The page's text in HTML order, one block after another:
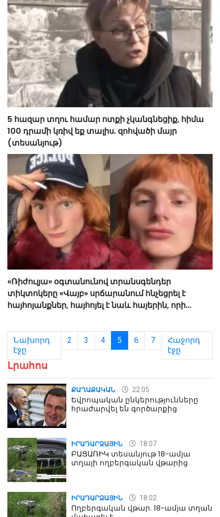
5 հազար տղու համար ոտքի չկանգնեցիք, հիմա
100 դրամի կռիվ եք տալիս. զոհվածի մայր
(տեսանյութ)
«Ռիժուլյա» օգտանունով տրանսգենդեր
տիկտոկերը «Վայբ» սրճարանում հնչեցրել է
հայհոյանքներ, հայհոյել է նաև հայերին, որի
ենթարկել նրան
Նախորդ
էջը
2 3 4 5 6 7
Հաջորդ
էջը
Լրահոս
ՔԱՂԱՔԱԿԱՆ 22:05
Եվրոպական ընկերությունները
հրաժարվել են գործարքից
ԻՐԱԴԱՐՁԱՅԻՆ 18:07
ԲԱՑԱՌԻԿ տեսանյութ 18-ամյա
տղայի ողբերգական վթարից
ԻՐԱԴԱՐՁԱՅԻՆ 18:02
Ողբերգական վթար. 18-ամյա տղան